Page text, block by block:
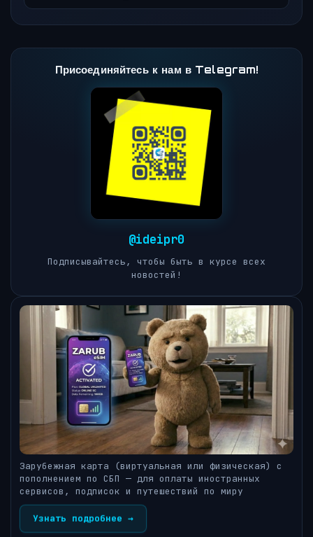
Присоединяйтесь к нам в Telegram!
@ideipr0
Подписывайтесь, чтобы быть в курсе всех
новостей!
Зарубежная карта (виртуальная или физическая) с
пополнением по СБП — для оплаты иностранных
сервисов, подписок и путешествий по миру
Узнать подробнее →